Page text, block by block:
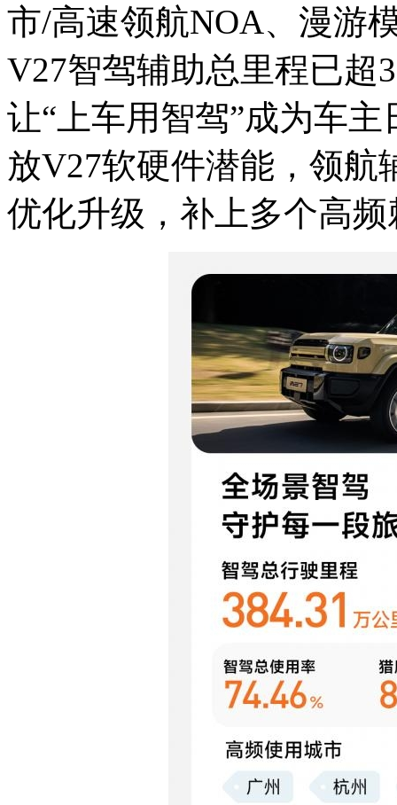
市/高速领航NOA、漫游
V27智驾辅助总里程已超
让“上车用智驾”成为车
放V27软硬件潜能，领航
优化升级，补上多个高